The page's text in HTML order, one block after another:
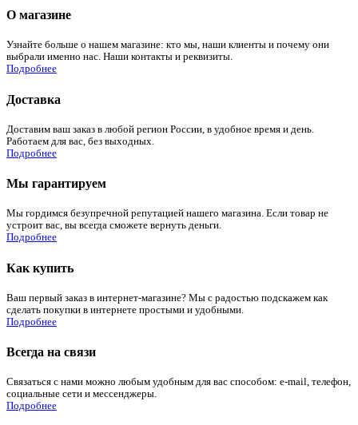
О магазине
Узнайте больше о нашем магазине: кто мы, наши клиенты и почему они
выбрали именно нас. Наши контакты и реквизиты.
Подробнее
Доставка
Доставим ваш заказ в любой регион России, в удобное время и день.
Работаем для вас, без выходных.
Подробнее
Мы гарантируем
Мы гордимся безупречной репутацией нашего магазина. Если товар не
устроит вас, вы всегда сможете вернуть деньги.
Подробнее
Как купить
Ваш первый заказ в интернет-магазине? Мы с радостью подскажем как
сделать покупки в интернете простыми и удобными.
Подробнее
Всегда на связи
Связаться с нами можно любым удобным для вас способом: e-mail, телефон,
социальные сети и мессенджеры.
Подробнее